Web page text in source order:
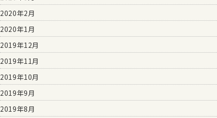
2020年2月
2020年1月
2019年12月
2019年11月
2019年10月
2019年9月
2019年8月